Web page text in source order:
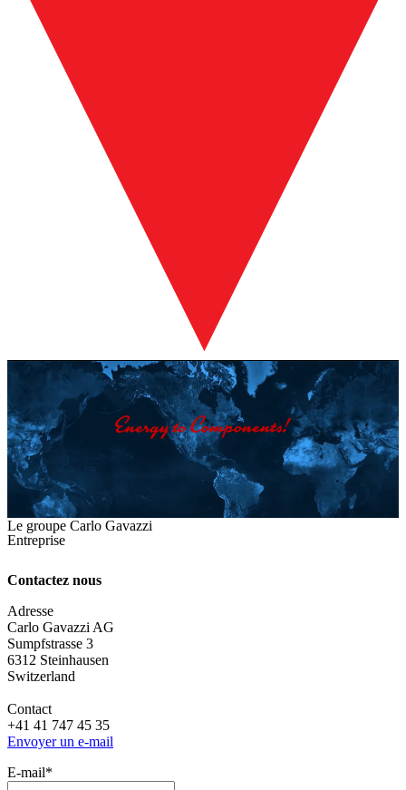
Le groupe Carlo Gavazzi
Entreprise
Contactez nous
Adresse
Carlo Gavazzi AG
Sumpfstrasse 3
6312 Steinhausen
Switzerland
Contact
+41 41 747 45 35
Envoyer un e-mail
E‑mail*